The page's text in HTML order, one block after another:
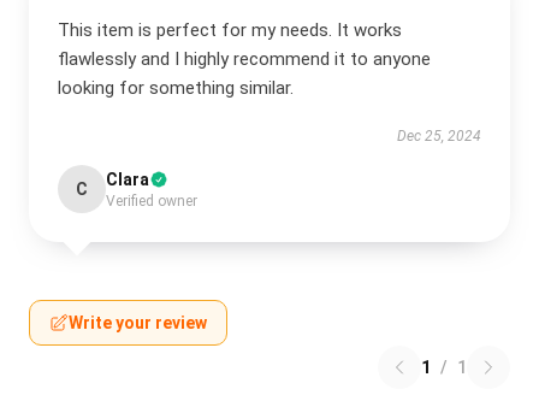
This item is perfect for my needs. It works
flawlessly and I highly recommend it to anyone
looking for something similar.
Dec 25, 2024
C Clara
Verified owner
Write your review
1 / 1